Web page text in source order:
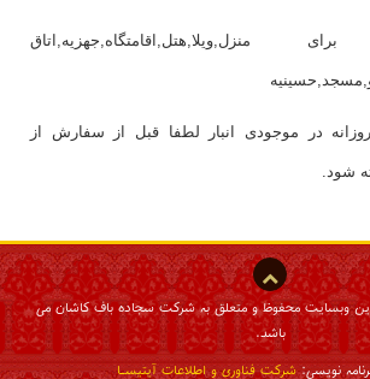
در موجودی انبار لطفا قبل از سفارش از
شود.
وبسایت محفوظ و متعلق به شرکت سجاده باف کاشان می
باشد.
نویسی:شرکت فناوری و اطلاعات آیتیسـا